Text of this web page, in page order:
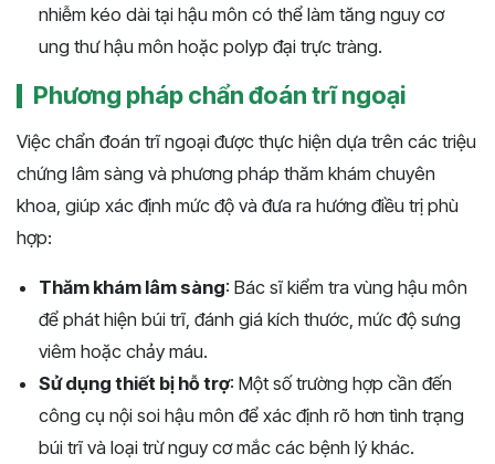
nhiễm kéo dài tại hậu môn có thể làm tăng nguy cơ
ung thư hậu môn hoặc polyp đại trực tràng.
Phương pháp chẩn đoán trĩ ngoại
Việc chẩn đoán trĩ ngoại được thực hiện dựa trên các triệu
chứng lâm sàng và phương pháp thăm khám chuyên
khoa, giúp xác định mức độ và đưa ra hướng điều trị phù
hợp:
Thăm khám lâm sàng: Bác sĩ kiểm tra vùng hậu môn
để phát hiện búi trĩ, đánh giá kích thước, mức độ sưng
viêm hoặc chảy máu.
Sử dụng thiết bị hỗ trợ: Một số trường hợp cần đến
công cụ nội soi hậu môn để xác định rõ hơn tình trạng
búi trĩ và loại trừ nguy cơ mắc các bệnh lý khác.